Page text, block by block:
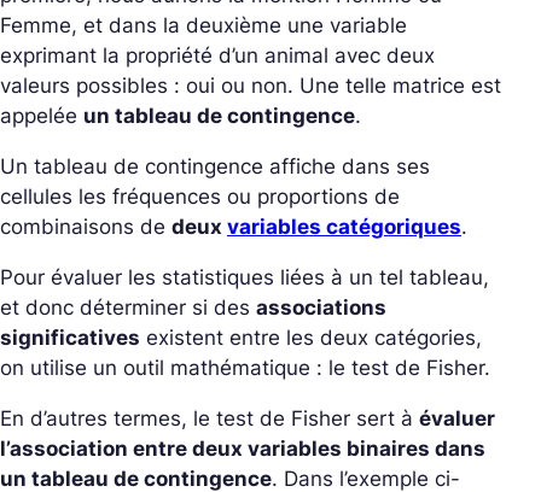
Femme, et dans la deuxième une variable
exprimant la propriété d’un animal avec deux
valeurs possibles : oui ou non. Une telle matrice est
appelée un tableau de contingence.
Un tableau de contingence affiche dans ses
cellules les fréquences ou proportions de
combinaisons de deux variables catégoriques.
Pour évaluer les statistiques liées à un tel tableau,
et donc déterminer si des associations
significatives existent entre les deux catégories,
on utilise un outil mathématique : le test de Fisher.
En d’autres termes, le test de Fisher sert à évaluer
l’association entre deux variables binaires dans
un tableau de contingence. Dans l’exemple ci-